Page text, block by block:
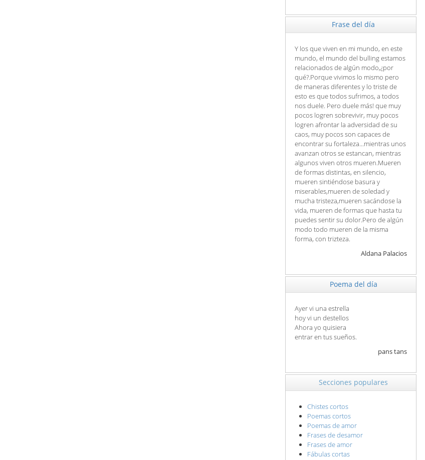
Frase del día
Y los que viven en mi mundo, en este
mundo, el mundo del bulling estamos
relacionados de algún modo,¿por
qué?.Porque vivimos lo mismo pero
de maneras diferentes y lo triste de
esto es que todos sufrimos, a todos
nos duele. Pero duele más! que muy
pocos logren sobrevivir, muy pocos
logren afrontar la adversidad de su
caos, muy pocos son capaces de
encontrar su fortaleza...mientras unos
avanzan otros se estancan, mientras
algunos viven otros mueren.Mueren
de formas distintas, en silencio,
mueren sintiéndose basura y
miserables,mueren de soledad y
mucha tristeza,mueren sacándose la
vida, mueren de formas que hasta tu
puedes sentir su dolor.Pero de algún
modo todo mueren de la misma
forma, con trizteza.
Aldana Palacios
Poema del día
Ayer vi una estrella
hoy vi un destellos
Ahora yo quisiera
entrar en tus sueños.
pans tans
Secciones populares
Chistes cortos
Poemas cortos
Poemas de amor
Frases de desamor
Frases de amor
Fábulas cortas